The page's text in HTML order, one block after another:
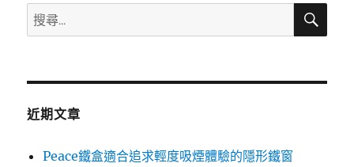
搜
尋
鍵
搜
近期文章
Peace鐵盒適合追求輕度吸煙體驗的隱形鐵窗